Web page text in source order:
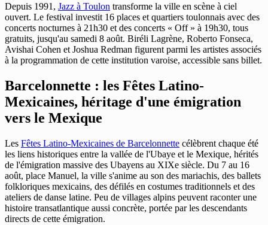
Depuis 1991, Jazz à Toulon transforme la ville en scène à ciel
ouvert. Le festival investit 16 places et quartiers toulonnais avec des
concerts nocturnes à 21h30 et des concerts « Off » à 19h30, tous
gratuits, jusqu'au samedi 8 août. Biréli Lagrène, Roberto Fonseca,
Avishai Cohen et Joshua Redman figurent parmi les artistes associés
à la programmation de cette institution varoise, accessible sans billet.
Barcelonnette : les Fêtes Latino-
Mexicaines, héritage d'une émigration
vers le Mexique
Les Fêtes Latino-Mexicaines de Barcelonnette célèbrent chaque été
les liens historiques entre la vallée de l'Ubaye et le Mexique, hérités
de l'émigration massive des Ubayens au XIXe siècle. Du 7 au 16
août, place Manuel, la ville s'anime au son des mariachis, des ballets
folkloriques mexicains, des défilés en costumes traditionnels et des
ateliers de danse latine. Peu de villages alpins peuvent raconter une
histoire transatlantique aussi concrète, portée par les descendants
directs de cette émigration.